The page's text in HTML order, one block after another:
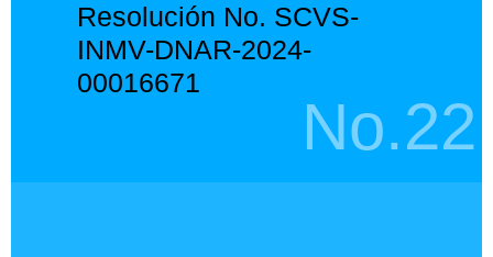
Resolución No. SCVS-
INMV-DNAR-2024-
00016671
No.22